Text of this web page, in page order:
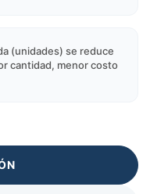
(unidades) se reduce
cantidad, menor costo